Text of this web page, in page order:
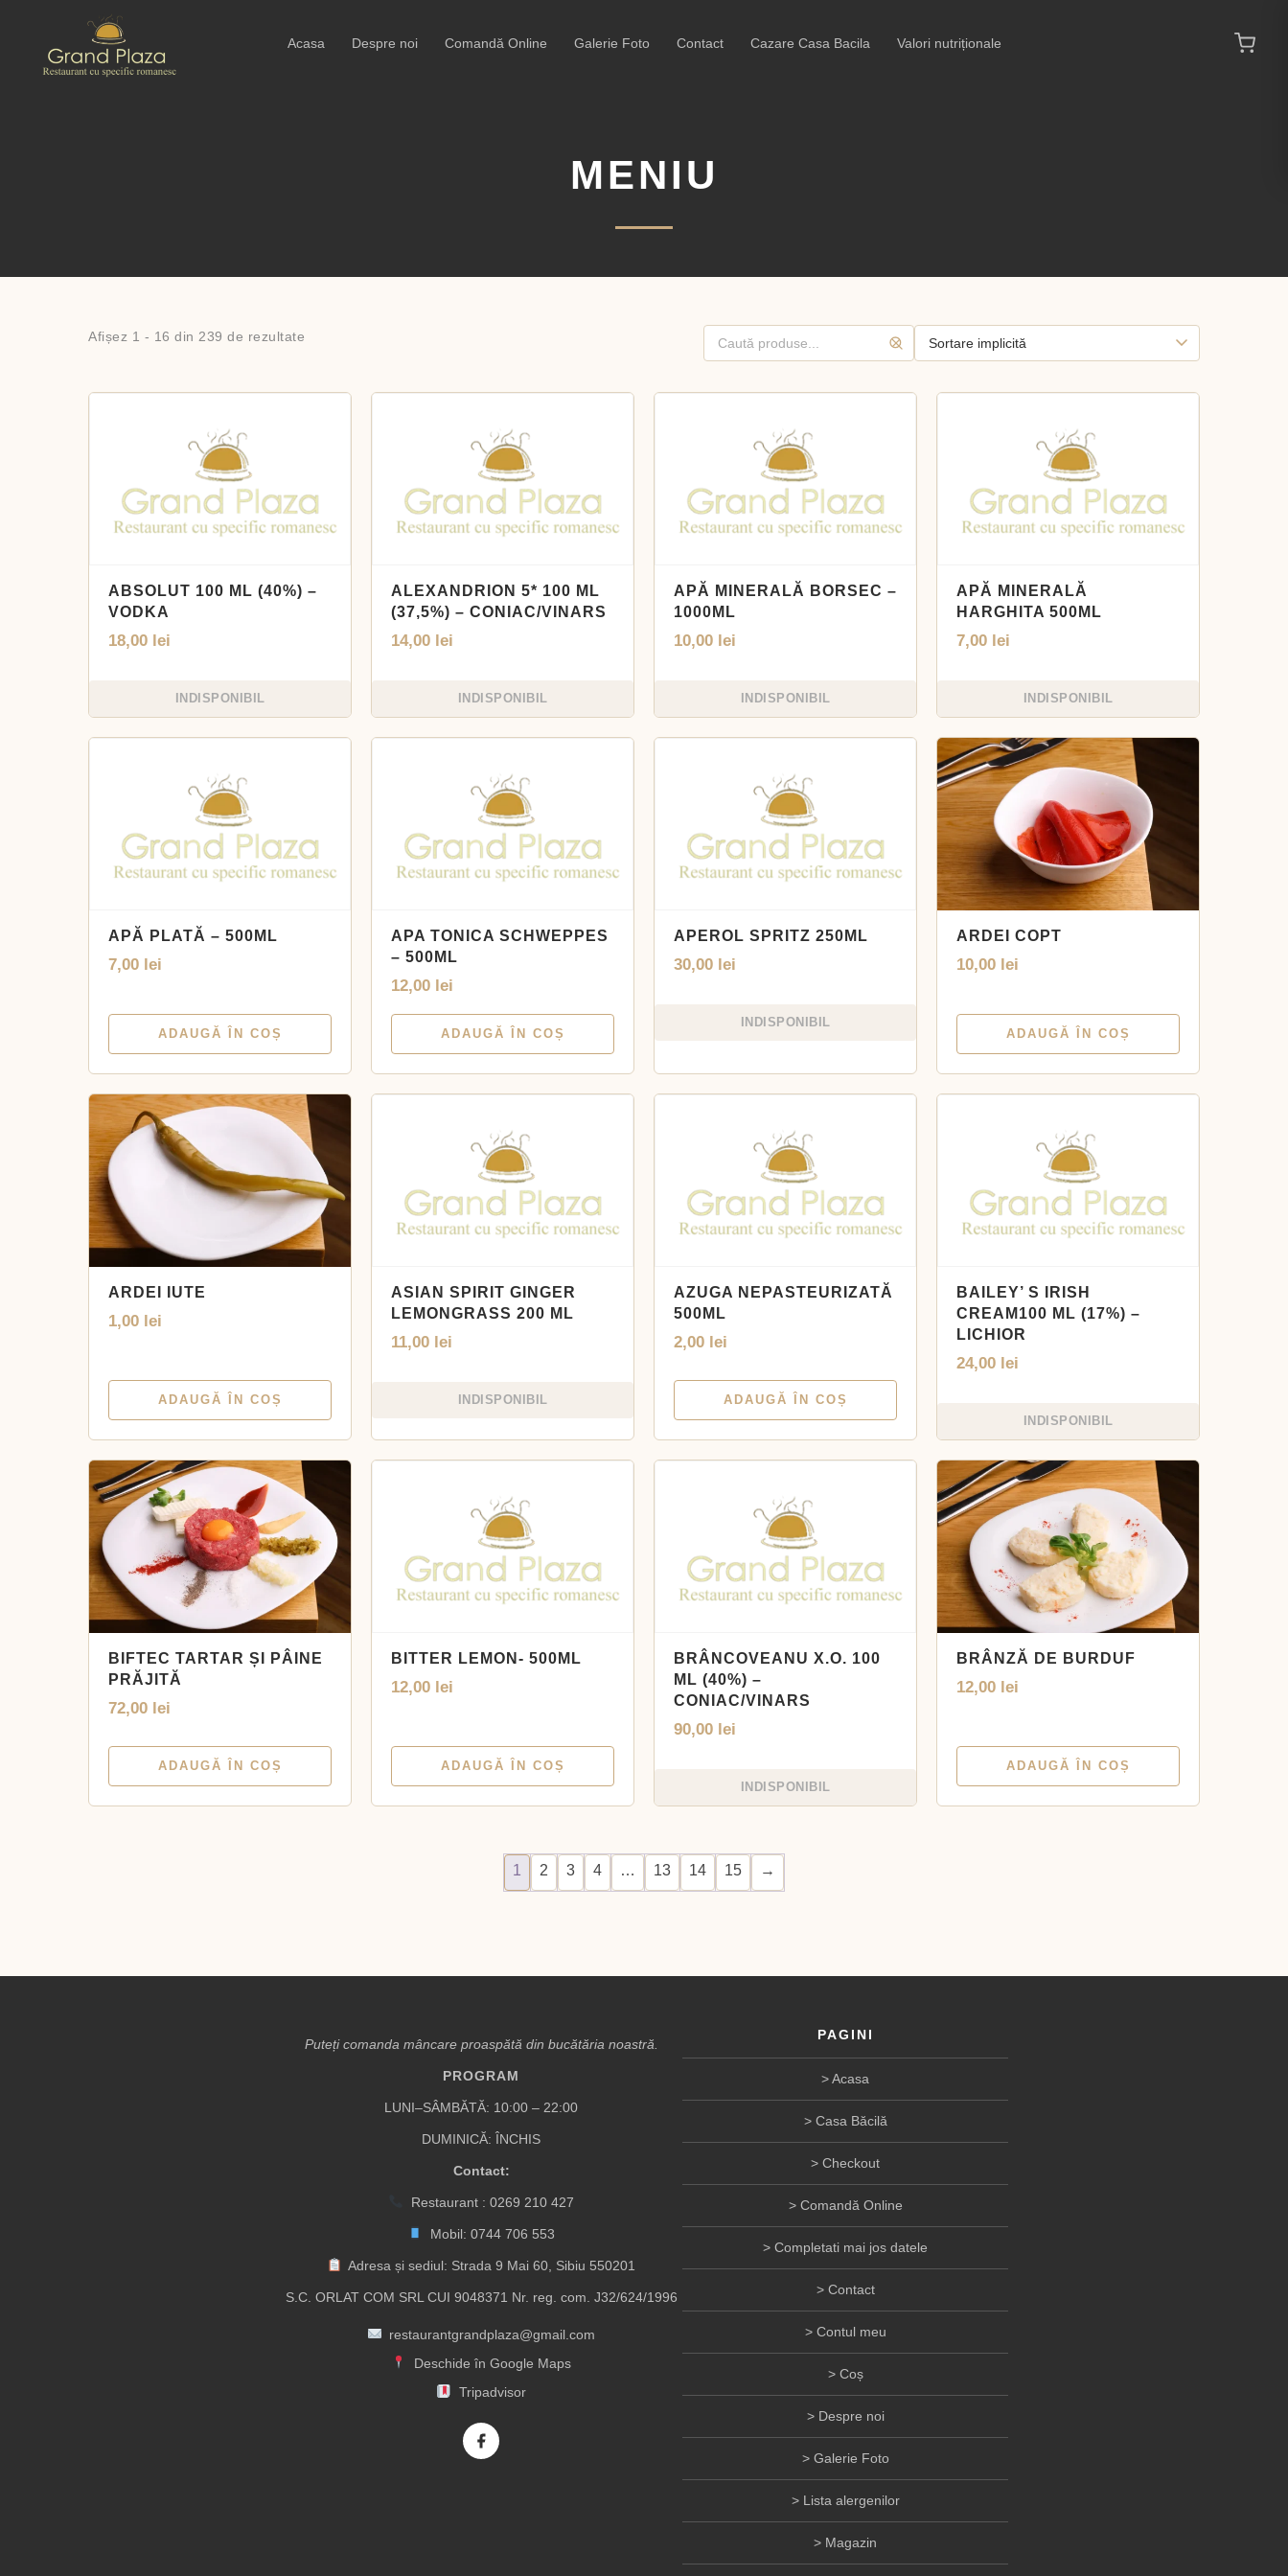
Acasa Despre noi Comandă Online Galerie Foto Contact Cazare Casa Bacila Valori nutriționale
MENIU
Afișez 1 - 16 din 239 de rezultate
ABSOLUT 100 ML (40%) –
VODKA
18,00 lei
INDISPONIBIL
ALEXANDRION 5* 100 ML
(37,5%) – CONIAC/VINARS
14,00 lei
INDISPONIBIL
APĂ MINERALĂ BORSEC –
1000ML
10,00 lei
INDISPONIBIL
APĂ MINERALĂ
HARGHITA 500ML
7,00 lei
INDISPONIBIL
APĂ PLATĂ – 500ML
7,00 lei
ADAUGĂ ÎN COȘ
APA TONICA SCHWEPPES
– 500ML
12,00 lei
ADAUGĂ ÎN COȘ
APEROL SPRITZ 250ML
30,00 lei
INDISPONIBIL
ARDEI COPT
10,00 lei
ADAUGĂ ÎN COȘ
ARDEI IUTE
1,00 lei
ADAUGĂ ÎN COȘ
ASIAN SPIRIT GINGER
LEMONGRASS 200 ML
11,00 lei
INDISPONIBIL
AZUGA NEPASTEURIZATĂ
500ML
2,00 lei
ADAUGĂ ÎN COȘ
BAILEY’ S IRISH
CREAM100 ML (17%) –
LICHIOR
24,00 lei
INDISPONIBIL
BIFTEC TARTAR ȘI PÂINE
PRĂJITĂ
72,00 lei
ADAUGĂ ÎN COȘ
BITTER LEMON- 500ML
12,00 lei
ADAUGĂ ÎN COȘ
BRÂNCOVEANU X.O. 100
ML (40%) –
CONIAC/VINARS
90,00 lei
INDISPONIBIL
BRÂNZĂ DE BURDUF
12,00 lei
ADAUGĂ ÎN COȘ
1 2 3 4 … 13 14 15 →
Puteți comanda mâncare proaspătă din bucătăria noastră.
PROGRAM
LUNI–SÂMBĂTĂ: 10:00 – 22:00
DUMINICĂ: ÎNCHIS
Contact:
Restaurant : 0269 210 427
Mobil: 0744 706 553
Adresa și sediul: Strada 9 Mai 60, Sibiu 550201
S.C. ORLAT COM SRL CUI 9048371 Nr. reg. com. J32/624/1996
restaurantgrandplaza@gmail.com
Deschide în Google Maps
Tripadvisor
PAGINI
Acasa
Casa Băcilă
Checkout
Comandă Online
Completati mai jos datele
Contact
Contul meu
Coș
Despre noi
Galerie Foto
Lista alergenilor
Magazin